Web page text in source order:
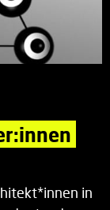
in